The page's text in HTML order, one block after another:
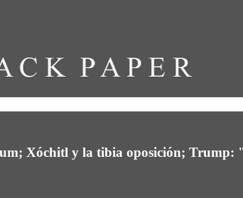
Xóchitl y la tibia oposición;